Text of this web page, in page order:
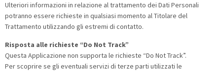
Ulteriori informazioni in relazione al trattamento dei Dati Personali
potranno essere richieste in qualsiasi momento al Titolare del
Trattamento utilizzando gli estremi di contatto.
Risposta alle richieste “Do Not Track”
Questa Applicazione non supporta le richieste “Do Not Track”.
Per scoprire se gli eventuali servizi di terze parti utilizzati le